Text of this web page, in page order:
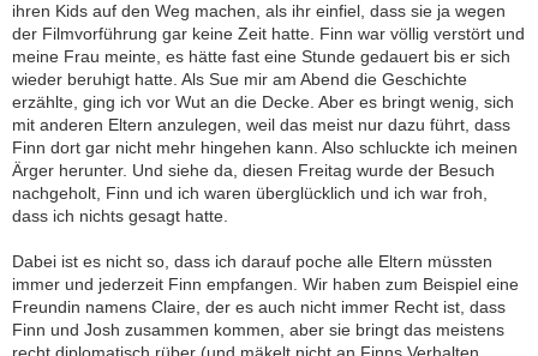
ihren Kids auf den Weg machen, als ihr einfiel, dass sie ja wegen
der Filmvorführung gar keine Zeit hatte. Finn war völlig verstört und
meine Frau meinte, es hätte fast eine Stunde gedauert bis er sich
wieder beruhigt hatte. Als Sue mir am Abend die Geschichte
erzählte, ging ich vor Wut an die Decke. Aber es bringt wenig, sich
mit anderen Eltern anzulegen, weil das meist nur dazu führt, dass
Finn dort gar nicht mehr hingehen kann. Also schluckte ich meinen
Ärger herunter. Und siehe da, diesen Freitag wurde der Besuch
nachgeholt, Finn und ich waren überglücklich und ich war froh,
dass ich nichts gesagt hatte.
Dabei ist es nicht so, dass ich darauf poche alle Eltern müssten
immer und jederzeit Finn empfangen. Wir haben zum Beispiel eine
Freundin namens Claire, der es auch nicht immer Recht ist, dass
Finn und Josh zusammen kommen, aber sie bringt das meistens